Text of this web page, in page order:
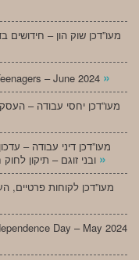
מעו”דכן שוק הון – חידושים
– June 2024 »
מעו”דכן יחסי עבודה –
מעו”דכן דיני עבודה –
»
מעו”דכן לקוחות פרטיים,
Day – May 2024